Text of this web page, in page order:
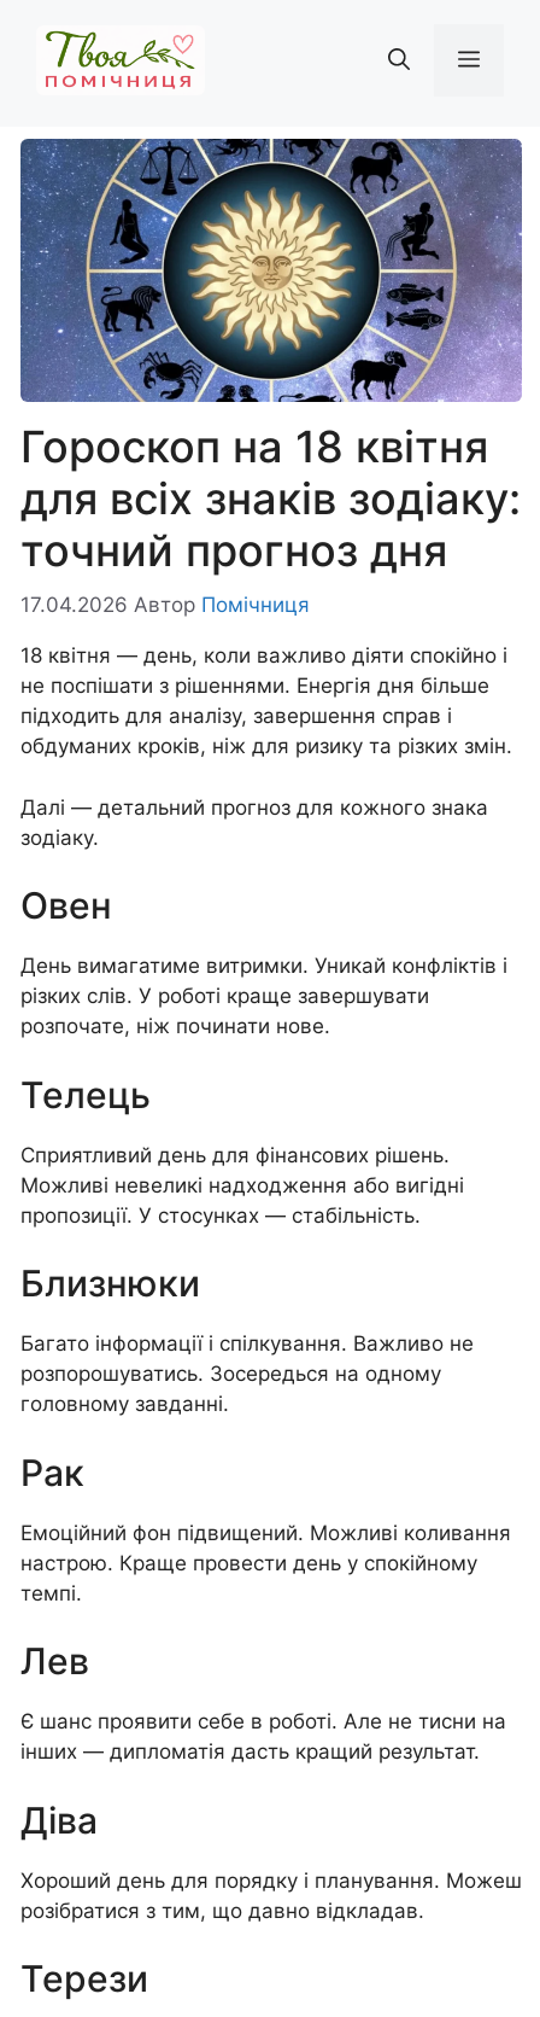
вмісту
Гороскоп на 18 квітня
для всіх знаків зодіаку:
точний прогноз дня
17.04.2026 Автор Помічниця
18 квітня — день, коли важливо діяти спокійно і
не поспішати з рішеннями. Енергія дня більше
підходить для аналізу, завершення справ і
обдуманих кроків, ніж для ризику та різких змін.
Далі — детальний прогноз для кожного знака
зодіаку.
Овен
День вимагатиме витримки. Уникай конфліктів і
різких слів. У роботі краще завершувати
розпочате, ніж починати нове.
Телець
Сприятливий день для фінансових рішень.
Можливі невеликі надходження або вигідні
пропозиції. У стосунках — стабільність.
Близнюки
Багато інформації і спілкування. Важливо не
розпорошуватись. Зосередься на одному
головному завданні.
Рак
Емоційний фон підвищений. Можливі коливання
настрою. Краще провести день у спокійному
темпі.
Лев
Є шанс проявити себе в роботі. Але не тисни на
інших — дипломатія дасть кращий результат.
Діва
Хороший день для порядку і планування. Можеш
розібратися з тим, що давно відкладав.
Терези